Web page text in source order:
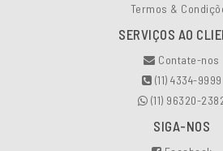
Termos &
SERVIÇOS AO
Contate-nos
(11) 4334-9999
(11) 96320-
SIGA-NOS